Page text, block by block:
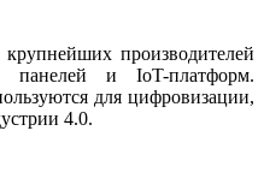
производителей
панелей и IoT-платформ.
для цифровизации,
4.0.